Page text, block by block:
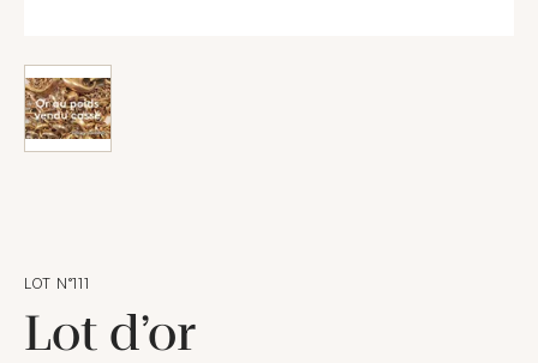
LOT N°111
Lot d’or